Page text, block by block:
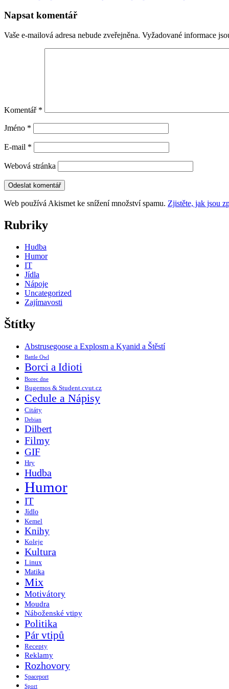
pro
příspěvky
Napsat komentář
Vaše e-mailová adresa nebude zveřejněna. Vyžadované informace
Komentář *
Jméno *
E-mail *
Webová stránka
Web používá Akismet ke snížení množství spamu. Zjistěte, jak jsou
Rubriky
Hudba
Humor
IT
Jídla
Nápoje
Uncategorized
Zajímavosti
Štítky
Abstrusegoose a Explosm a Kyanid a Štěstí
Battle Owl
Borci a Idioti
Borec dne
Bugemos & Student.cvut.cz
Cedule a Nápisy
Citáty
Debian
Dilbert
Filmy
GIF
Hry
Hudba
Humor
IT
Jídlo
Kemel
Knihy
Koleje
Kultura
Linux
Matika
Mix
Motivátory
Moudra
Náboženské vtipy
Politika
Pár vtipů
Recepty
Reklamy
Rozhovory
Spaceport
Sport